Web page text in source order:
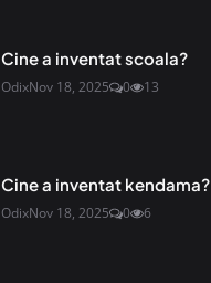
Cine a inventat scoala?
OdixNov 18, 2025 0 13
Cine a inventat kendama?
OdixNov 18, 2025 0 6